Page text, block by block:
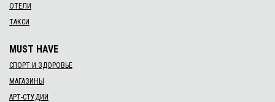
ОТЕЛИ
ТАКСИ
MUST HAVE
СПОРТ И ЗДОРОВЬЕ
МАГАЗИНЫ
АРТ-СТУДИИ